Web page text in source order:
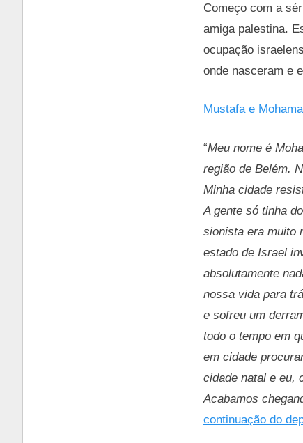
Começo com a
amiga palestina.
ocupação
onde nasceram e
Mustafa e
“Meu nome é
região de Belém.
Minha cidade
A gente só tinha
sionista era muito
estado de Israel
absolutamente
nossa vida para
e sofreu um
todo o tempo em
em cidade
cidade natal e eu,
Acabamos
continuação do